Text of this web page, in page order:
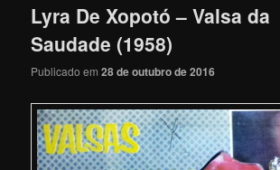
Lyra De Xopotó – Valsa da
Saudade (1958)
Publicado em28 de outubro de 2016